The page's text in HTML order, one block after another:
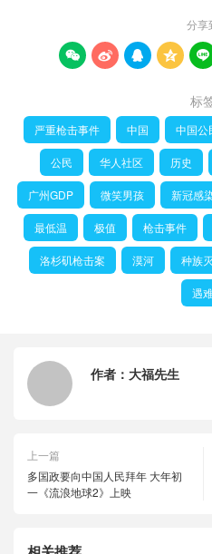
分享
    
标
严重枪击事件 中国 中国公
公民 华人社区 历史
广州GDP 微笑男孩 新冠感
最低温 极值 枪击事件
洛杉矶枪击案 漠河 种族
遇
作者： 大福先生
上一篇
多国政要向中国人民拜年 大年初
一《流浪地球2》上映